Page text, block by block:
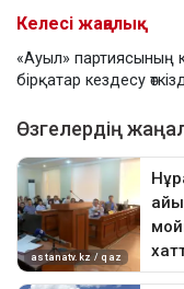
Келесі жаңалық
«Ауыл» партиясының
бірқатар кездесу